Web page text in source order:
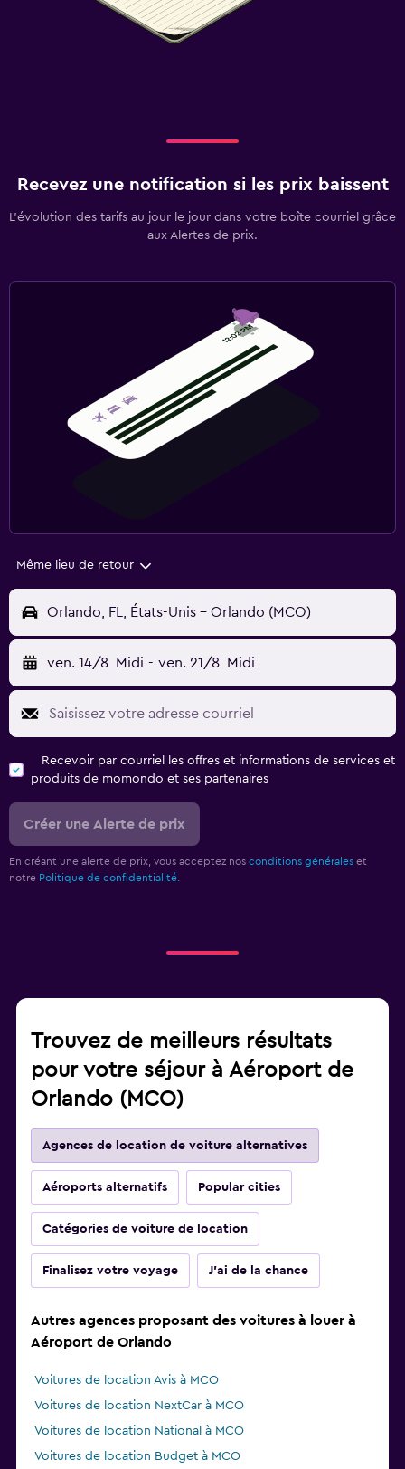
Recevez une notification si les prix baissent
L’évolution des tarifs au jour le jour dans votre boîte courriel grâce
aux Alertes de prix.
Même lieu de retour
Orlando, FL, États-Unis - Orlando (MCO)
ven. 14/8 Midi - ven. 21/8 Midi
Recevoir par courriel les offres et informations de services et
produits de momondo et ses partenaires
Créer une Alerte de prix
En créant une alerte de prix, vous acceptez nos conditions générales et
notre Politique de confidentialité.
Trouvez de meilleurs résultats
pour votre séjour à Aéroport de
Orlando (MCO)
Agences de location de voiture alternatives
Aéroports alternatifs Popular cities
Catégories de voiture de location
Finalisez votre voyage J'ai de la chance
Autres agences proposant des voitures à louer à
Aéroport de Orlando
Voitures de location Avis à MCO
Voitures de location NextCar à MCO
Voitures de location National à MCO
Voitures de location Budget à MCO